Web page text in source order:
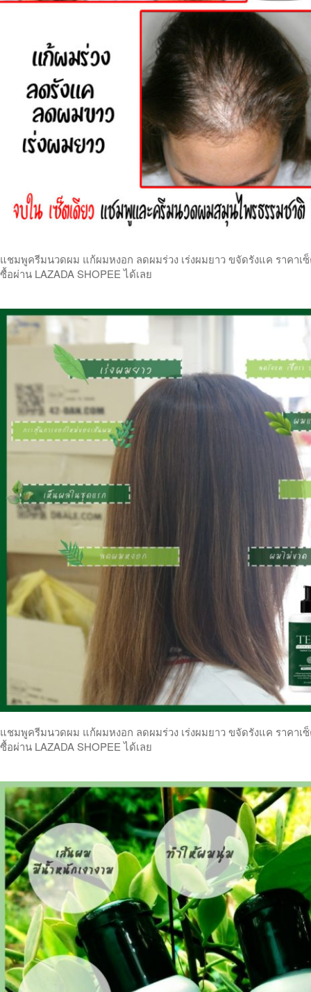
แชมพูครีมนวดผม แก้ผมหงอก ลดผมร่วง เร่งผมยาว ขจัดรังแค ราคาเ
ซื้อผ่าน LAZADA SHOPEE ได้เลย
แชมพูครีมนวดผม แก้ผมหงอก ลดผมร่วง เร่งผมยาว ขจัดรังแค ราคาเ
ซื้อผ่าน LAZADA SHOPEE ได้เลย